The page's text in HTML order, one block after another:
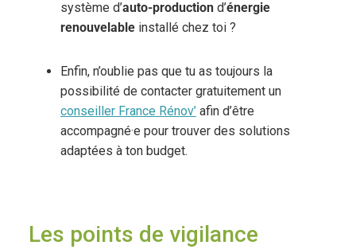
système d’auto-productiond’énergie
renouvelableinstallé chez toi ?
Enfin, n’oublie pas que tu as toujours la
possibilité de contacter gratuitement un
conseiller France Rénov’afin d’être
accompagné·e pour trouver des solutions
adaptées à ton budget.
Les points de vigilance